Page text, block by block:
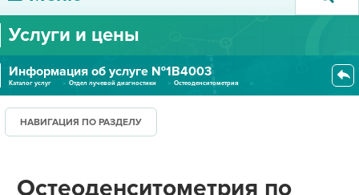
О ЦЕНТРЕ
УСЛУГИ И ЦЕНЫ
ПАЦИЕНТУ
Услуги и цены
Информация об услуге №1В4003
Каталог услуг Отдел лучевой диагностики
Остеоденситометрия
НАВИГАЦИЯ ПО РАЗДЕЛУ
Остеоденситометрия по